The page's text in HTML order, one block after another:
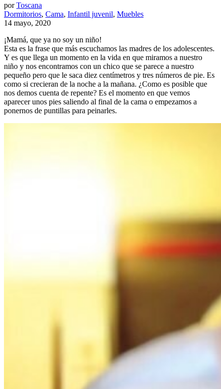
porToscana
Dormitorios, Cama, Infantil juvenil, Muebles
14 mayo, 2020
¡Mamá, que ya no soy un niño!
Esta es la frase que más escuchamos las madres de los adolescentes.
Y es que llega un momento en la vida en que miramos a nuestro
niño y nos encontramos con un chico que se parece a nuestro
pequeño pero que le saca diez centímetros y tres números de pie. Es
como si crecieran de la noche a la mañana. ¿Como es posible que
nos demos cuenta de repente? Es el momento en que vemos
aparecer unos pies saliendo al final de la cama o empezamos a
ponernos de puntillas para peinarles.